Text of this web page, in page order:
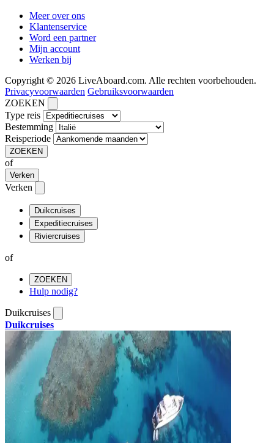
Meer over ons
Klantenservice
Word een partner
Mijn account
Werken bij
Copyright © 2026 LiveAboard.com. Alle rechten voorbehouden.
Privacyvoorwaarden Gebruiksvoorwaarden
ZOEKEN
Type reis
Bestemming
Reisperiode
ZOEKEN
of
Verken
Verken
Duikcruises
Expeditiecruises
Riviercruises
of
ZOEKEN
Hulp nodig?
Duikcruises
Duikcruises